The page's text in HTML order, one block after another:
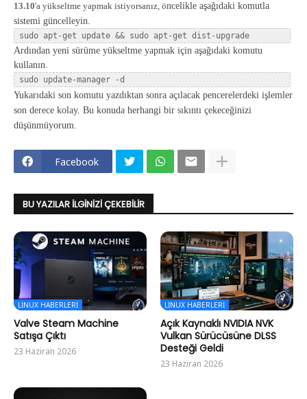
13.10'a yükseltme yapmak istiyorsanız, öncelikle aşağıdaki komutla
sistemi güncelleyin.
sudo apt-get update && sudo apt-get dist-upgrade
Ardından yeni sürüme yükseltme yapmak için aşağıdaki komutu
kullanın.
sudo update-manager -d
Yukarıdaki son komutu yazdıktan sonra açılacak pencerelerdeki işlemler
son derece kolay. Bu konuda herhangi bir sıkıntı çekeceğinizi
düşünmüyorum.
Facebook
BU YAZILAR İLGINIZI ÇEKEBILIR
LINUX HABERLERI
Valve Steam Machine
Satışa Çıktı
23 Haziran 2026
LINUX HABERLERI
Açık Kaynaklı NVIDIA NVK
Vulkan Sürücüsüne DLSS
Desteği Geldi
23 Haziran 2026